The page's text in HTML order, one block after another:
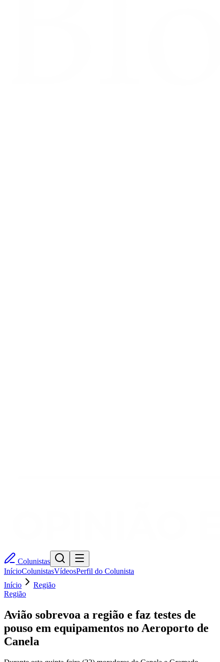
Colunistas
InícioColunistasVídeosPerfil do Colunista
Início
Região
Região
Avião sobrevoa a região e faz testes de
pouso em equipamentos no Aeroporto de
Canela